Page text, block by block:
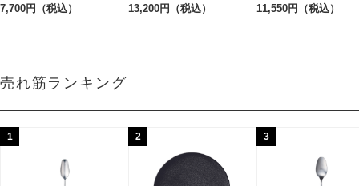
7,700円（税込） 13,200円（税込） 11,550円（税込）
売れ筋ランキング
1 2 3